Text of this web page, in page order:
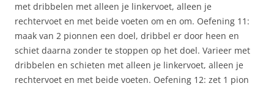
met dribbelen met alleen je linkervoet, alleen je
rechtervoet en met beide voeten om en om. Oefening 11:
maak van 2 pionnen een doel, dribbel er door heen en
schiet daarna zonder te stoppen op het doel. Varieer met
dribbelen en schieten met alleen je linkervoet, alleen je
rechtervoet en met beide voeten. Oefening 12: zet 1 pion